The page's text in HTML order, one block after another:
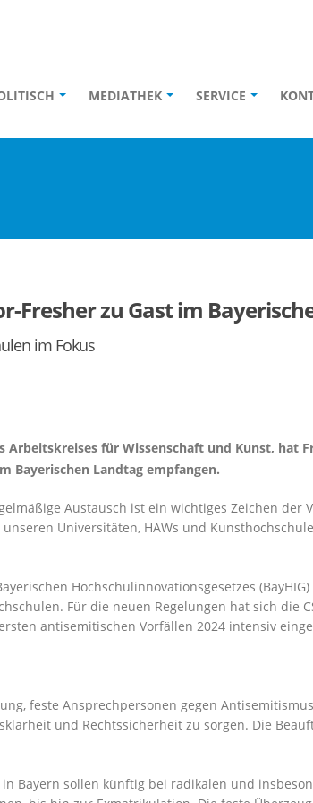
MEDIATHEK SERVICE
Fresher zu Gast im
im Fokus
für Wissenschaft und Kunst, hat
Bayerischen Landtag empfangen.
Austausch ist ein wichtiges Zeichen
Universitäten, HAWs und
Hochschulinnovationsgesetzes
Für die neuen Regelungen hat sich die
antisemitischen Vorfällen 2024 intensiv
feste Ansprechpersonen gegen
und Rechtssicherheit zu sorgen. Die
Bayern sollen künftig bei radikalen und